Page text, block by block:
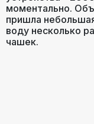
моментально.
пришла
воду несколько
чашек.